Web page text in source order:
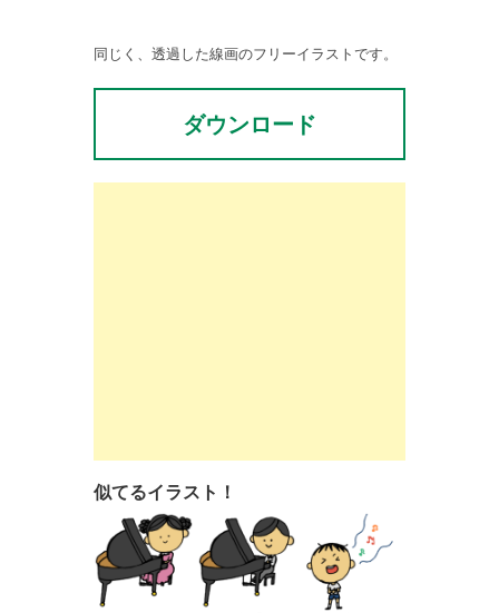
同じく、透過した線画のフリーイラストです。
ダウンロード
似てるイラスト！